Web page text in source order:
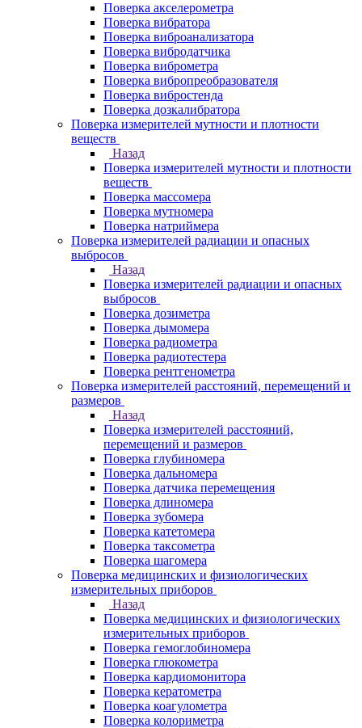
Поверка акселерометра
Поверка вибратора
Поверка виброанализатора
Поверка вибродатчика
Поверка виброметра
Поверка вибропреобразователя
Поверка вибростенда
Поверка дозкалибратора
Поверка измерителей мутности и плотности
веществ
Назад
Поверка измерителей мутности и плотности
веществ
Поверка массомера
Поверка мутномера
Поверка натриймера
Поверка измерителей радиации и опасных
выбросов
Назад
Поверка измерителей радиации и опасных
выбросов
Поверка дозиметра
Поверка дымомера
Поверка радиометра
Поверка радиотестера
Поверка рентгенометра
Поверка измерителей расстояний, перемещений и
размеров
Назад
Поверка измерителей расстояний,
перемещений и размеров
Поверка глубиномера
Поверка дальномера
Поверка датчика перемещения
Поверка длиномера
Поверка зубомера
Поверка катетомера
Поверка таксометра
Поверка шагомера
Поверка медицинских и физиологических
измерительных приборов
Назад
Поверка медицинских и физиологических
измерительных приборов
Поверка гемоглобиномера
Поверка глюкометра
Поверка кардиомонитора
Поверка кератометра
Поверка коагулометра
Поверка колориметра